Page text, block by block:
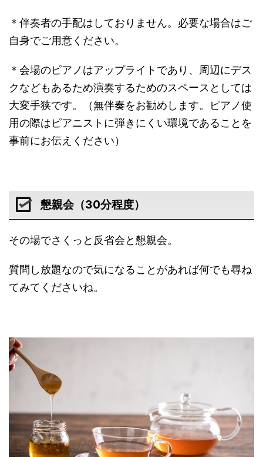
＊伴奏者の手配はしておりません。必要な場合はご
自身でご用意ください。
＊会場のピアノはアップライトであり、周辺にデス
クなどもあるため演奏するためのスペースとしては
大変手狭です。（無伴奏をお勧めします。ピアノ使
用の際はピアニストに弾きにくい環境であることを
事前にお伝えください）
懇親会（30分程度）
その場でさくっと反省会と懇親会。
質問し放題なので気になることがあれば何でも尋ね
てみてくださいね。